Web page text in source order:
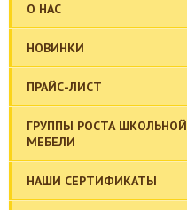
О НАС
НОВИНКИ
ПРАЙС-ЛИСТ
ГРУППЫ РОСТА ШКОЛЬНОЙ
МЕБЕЛИ
НАШИ СЕРТИФИКАТЫ